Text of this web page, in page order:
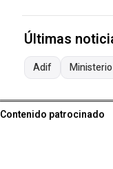
Últimas
Adif
Contenido patrocinado